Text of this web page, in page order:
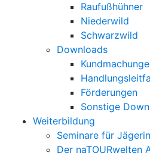
Raufußhühner
Niederwild
Schwarzwild
Downloads
Förderungen
Sonstige
Weiterbildung
Seminare für
Der naTOURwelten